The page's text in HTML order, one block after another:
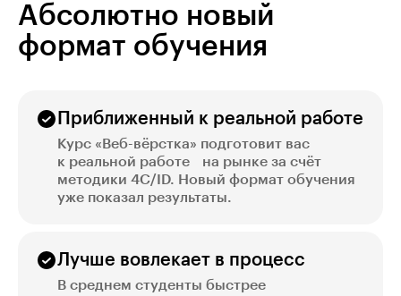
Абсолютно новый
формат обучения
Приближенный к реальной работе
Курс «Веб-вёрстка» подготовит вас
к реальной работе на рынке за счёт
методики 4C/ID. Новый формат обучения
уже показал результаты.
Лучше вовлекает в процесс
В среднем студенты быстрее